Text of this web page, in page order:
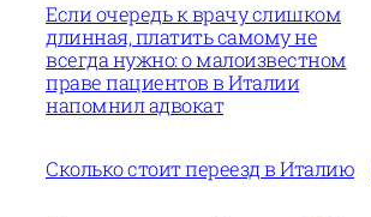
Если очередь к врачу слишком
длинная, платить самому не
всегда нужно: о малоизвестном
праве пациентов в Италии
напомнил адвокат
Сколько стоит переезд в Италию